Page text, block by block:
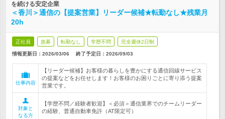
を続ける安定企業
＜香川＞通信の【提案営業】リーダー候補★転勤なし★残業月
20h
正社員 急募 転勤なし 学歴不問 完全週休2日制
情報更新日：2026/03/06 終了予定日： 2026/09/03
仕事内容
【リーダー候補】お客様の暮らしを豊かにする通信回線サービス
の提案などをお任せします！お客様のお困りごとに寄り添う提案
営業です。
対象と
なる方
【学歴不問／経験者歓迎】＜必須＞通信業界でのチームリーダー
の経験、普通自動車免許（AT限定可）